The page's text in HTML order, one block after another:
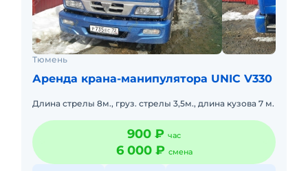
Тюмень
Аренда крана-манипулятора UNIC V330
Длина стрелы 8м., груз. стрелы 3,5м., длина кузова 7 м.
900 ₽ час
6 000 ₽ смена